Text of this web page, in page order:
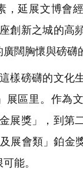
延展文博會
創新之城的高
闊胸懷與磅礴
樣磅礴的文化
區里。作為
展獎」，到第
展會類」鉑金
能。